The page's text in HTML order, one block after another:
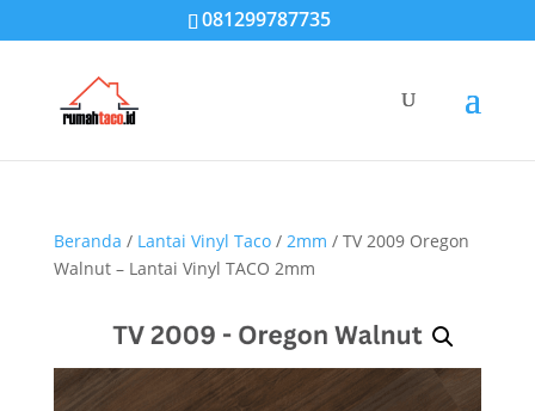
081299787735
Beranda / Lantai Vinyl Taco/ 2mm / TV 2009 Oregon
Walnut – Lantai Vinyl TACO 2mm